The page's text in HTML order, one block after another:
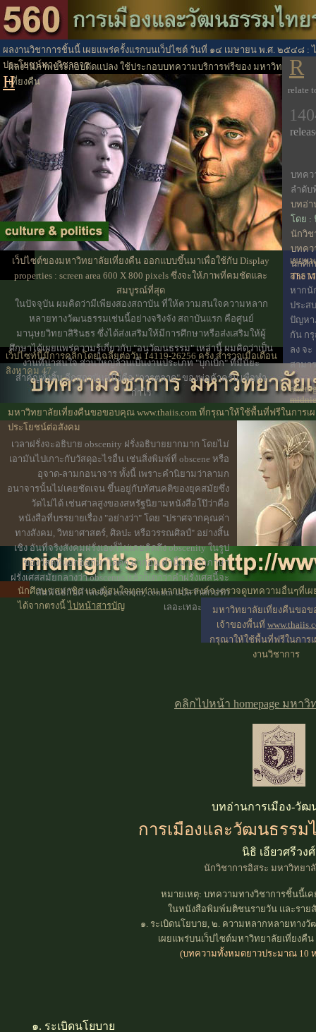
ผลงานภาพประกอบดัดแปลง ใช้ประกอบบทความบริการฟรีของ มหาวิทยาลัย
เที่ยงคืน
R
relate
บทคว
ลำดับ
บทอ่า
โดย :
นักวิช
บทคว
นักศึก
The
เผยแ
สาธา
หากนั
ประสบ
ปัญหา
กัน ก
ลง จะ
สามา
นักศึกษา สมาชิก และผู้สนใจทุกท่าน หากประสงค์จะตรวจดูบทความอื่นๆที่เ
ได้จากตรงนี้ไปหน้าสารบัญ
เว็ปไซท์นี้มีการคลิกโดยเฉลี่ยต่อวัน 14119-26256 ครั้ง สำรวจเมื่อเดือน
สิงหาคม 47
มหาวิทยาลัยเที่ยงคืนขอขอบคุณ www.thaiis.com ที่กรุณาให้ใช้พื้นที่ฟรีในการเ
ประโยชน์ต่อสังคม
คลิกไปหน้า homepage มหา
บทอ่านการเมือง-วัฒ
การเมืองและวัฒนธรรม
นิธิ เอียวศรีวงศ์
นักวิชาการอิสระ มหาวิทยา
หมายเหตุ: บทความทางวิชาการชิ้นนี้เ
ในหนังสือพิมพ์มติชนรายวัน และราย
๑. ระเบิดนโยบาย, ๒. ความหลากหลายทาง
เผยแพร่บนเว็ปไซต์มหาวิทยาลัยเที่ยงคื
(บทความทั้งหมดยาวประมาณ 10
๑. ระเบิดนโยบาย
H
เว็ปไซต์ของมหาวิทยาลัยเที่ยงคืน ออกแบบขึ้นมาเพื่อใช้กับ Display
properties : screen area 600 X 800 pixels ซึ่งจะให้ภาพที่คมชัดและ
สมบูรณ์ที่สุด
ในปัจจุบัน ผมคิดว่ามีเพียงสองสถาบัน ที่ให้ความสนใจความหลาก
หลายทางวัฒนธรรมเช่นนี้อย่างจริงจัง สถาบันแรก คือศูนย์
มานุษยวิทยาสิรินธร ซึ่งได้ส่งเสริมให้มีการศึกษาหรือส่งเสริมให้ผู้
ศึกษาได้เผยแพร่ความรู้เกี่ยวกับ "อนุวัฒนธรรม" เหล่านี้ ผมคิดว่าเป็น
งานที่น่าสนใจ ส่วนใหญ่ล้วนเป็นงานประเภท "บุกเบิก" ที่มีนัยะ
สำคัญทั้งสิ้น อีกสถาบันหนึ่งคือ "การตลาด" ของพ่อค้าครับ เพื่อทำ
กำไร
เวลาฝรั่งจะอธิบาย obscenity ฝรั่งอธิบายยากมาก โดยไม่
เอามันไปเกาะกับวัสดุอะไรอื่น เช่นสิ่งพิมพ์ที่ obscene หรือ
อุจาด-ลามกอนาจาร ทั้งนี้ เพราะคำนิยามว่าลามก
อนาจารนั้นไม่เคยชัดเจน ขึ้นอยู่กับทัศนคติของยุคสมัยซึ่ง
วัดไม่ได้ เช่นศาลสูงของสหรัฐนิยามหนังสือโป๊ว่าคือ
หนังสือที่บรรยายเรื่อง "อย่างว่า" โดย "ปราศจากคุณค่า
ทางสังคม, วิทยาศาสตร์, ศิลปะ หรือวรรณศิลป์" อย่างสิ้น
เชิงอันที่จริงสังคมฝรั่งเองก็ไม่เคยคิดถึง obscenity ในรูป
ของวัสดุที่แยกออกมาโดดๆ มาก่อน คำนี้มาจากภาษา
ฝรั่งเศสสมัยกลางว่า obscenus แล้วก็เดาว่าคำฝรั่งเศสนี้จะ
สัมพันธ์กับคำละติน caenum, cenum แปลว่าสกปรก
เลอะเทอะเท่านั้น
ผลงานวิชาการชิ้นนี้ เผยแพร่ครั้งแรกบนเว็ปไซต์ วันที่ ๑๔ เมษายน พ.ศ. ๒๕๔๘ :
ประโยชน์ทางวิชาการ
มหาวิทยาลัยเที่ยงคืนขอ
เจ้าของพื้นที่
กรุณาให้ใช้พื้นที่ฟรีในการ
งานวิชาการ